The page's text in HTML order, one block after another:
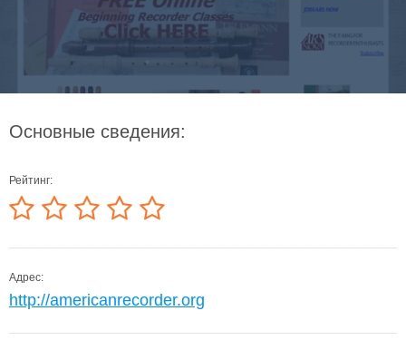
Основные сведения:
Рейтинг:
Адрес:
http://americanrecorder.org